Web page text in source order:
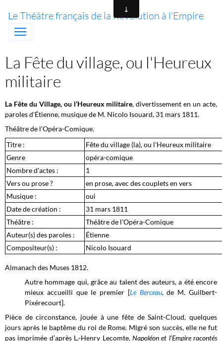
Le Théâtre français de la Révolution à l'Empire
La Fête du village, ou l'Heureux
militaire
La Fête du Village, ou l’Heureux militaire, divertissement en un acte,
paroles d'Étienne, musique de M. Nicolo Isouard, 31 mars 1811.
Théâtre de l'Opéra-Comique.
Titre :
Fête du village (la), ou l'Heureux militaire
Genre
opéra-comique
Nombre d'actes :
1
Vers ou prose ?
en prose, avec des couplets en vers
Musique :
oui
Date de création :
31 mars 1811
Théâtre :
Théâtre de l’Opéra-Comique
Auteur(s) des paroles :
Étienne
Compositeur(s) :
Nicolo Isouard
Almanach des Muses 1812.
Autre hommage qui, grâce au talent des auteurs, a été encore
mieux accueilli que le premier [Le Berceau, de M. Guilbert-
Pixérecourt].
Pièce de circonstance, jouée à une fête de Saint-Cloud, quelques
jours après le baptême du roi de Rome. Mlgré son succès, elle ne fut
pas imprimée d’après L.-Henry Lecomte, Napoléon et l’Empire racontés